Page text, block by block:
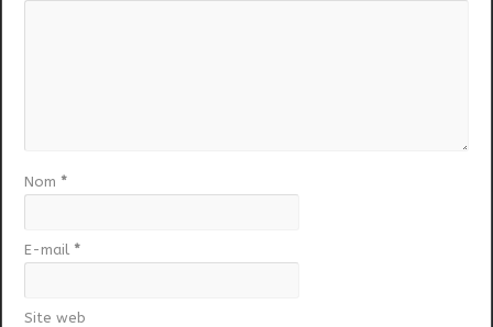
Nom *
E-mail *
Site web